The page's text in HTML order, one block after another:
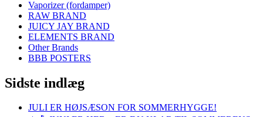
Vaporizer (fordamper)
RAW BRAND
JUICY JAY BRAND
ELEMENTS BRAND
Other Brands
BBB POSTERS
Sidste indlæg
JULI ER HØJSÆSON FOR SOMMERHYGGE!